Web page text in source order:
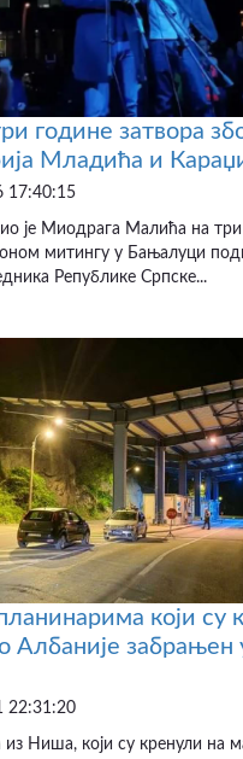
године затвора
Младића и
17:40:15
је Миодрага Малића на три
митингу у Бањалуци
Републике Српске...
који су
Албаније забрањен
22:31:20
из Ниша, који су кренули на